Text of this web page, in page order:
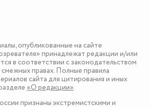
опубликованные на сайте
принадлежат редакции и/или
в соответствии с законодательством
правах. Полные правила
сайта для цитирования и иных
«О редакции».
признаны экстремистскими и